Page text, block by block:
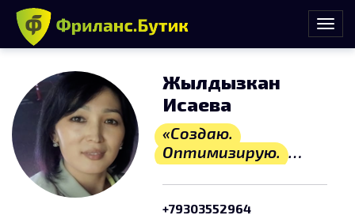
Жылдызкан
Исаева
«Создаю.
Оптимизирую.
Воплощаю.» и
«Оживлю любую
идею!»
+79303552964